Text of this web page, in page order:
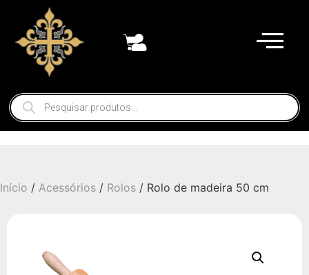
Início / Acessórios / Rolos / Rolo de madeira 50 cm